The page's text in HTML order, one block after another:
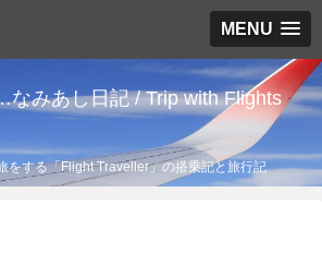
MENU
みあし日記 / Trip with Flights
をする「Flight Traveller」の搭乗記と旅行記